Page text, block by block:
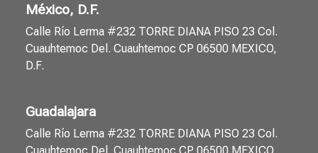
México, D.F.
Calle Río Lerma #232 TORRE DIANA PISO 23 Col.
Cuauhtemoc Del. Cuauhtemoc CP 06500 MEXICO,
D.F.
Guadalajara
Calle Río Lerma #232 TORRE DIANA PISO 23 Col.